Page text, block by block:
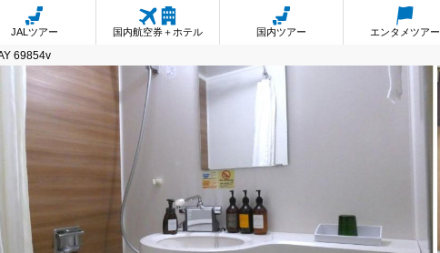
JALツアー 国内航空券＋ホテル 国内ツアー エンタメツアー
69854v